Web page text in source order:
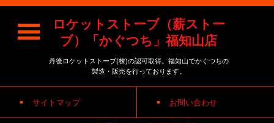
ロケットストーブ（薪ストー
ブ）「かぐつち」福知山店
丹後ロケットストーブ(株)の認可取得。福知山でかぐつちの
製造・販売を行っております。
サイトマップ お問い合わせ